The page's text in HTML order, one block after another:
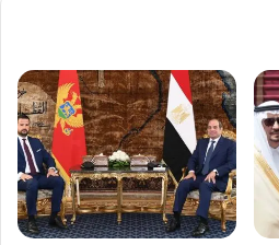
مصر الكامل مع
الأزمات الإقليمية